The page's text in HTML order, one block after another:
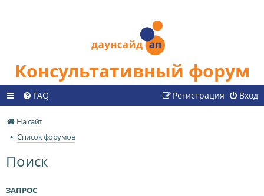
Консультативный форум
FAQ Вход
Регистрация
На сайт
Список форумов
Поиск
ЗАПРОС